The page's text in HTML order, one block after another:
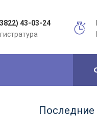
43-03-24
Последние